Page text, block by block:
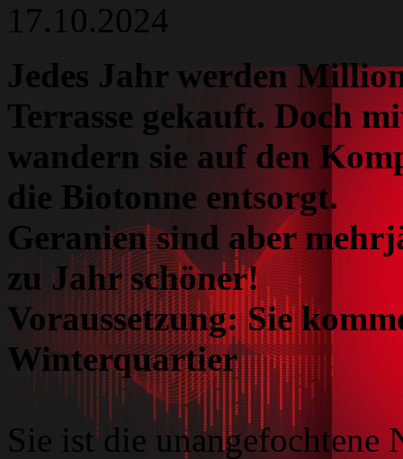
17.10.2024
Jedes Jahr werden
Terrasse gekauft. Doch
wandern sie auf den
die Biotonne entsorgt.
Geranien sind aber
zu Jahr schöner!
Voraussetzung: Sie
Winterquartier
Sie ist die unangefochtene